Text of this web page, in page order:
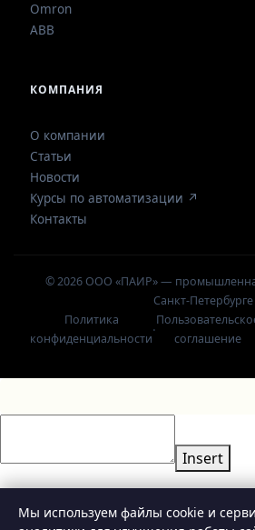
Omron
ABB
КОМПАНИЯ
О компании
Статьи
Новости
Курсы по автоматизации ↗
Контакты
© 2026 ООО «ПАИР» —
Санкт-Петербурге
Политика
конфиденциальности
·
соглашение
Insert
Мы используем файлы cookie и